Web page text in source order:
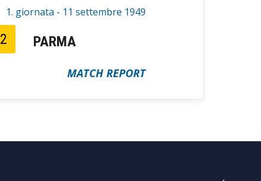
1. giornata - 11 settembre 1949
2 PARMA
MATCH REPORT